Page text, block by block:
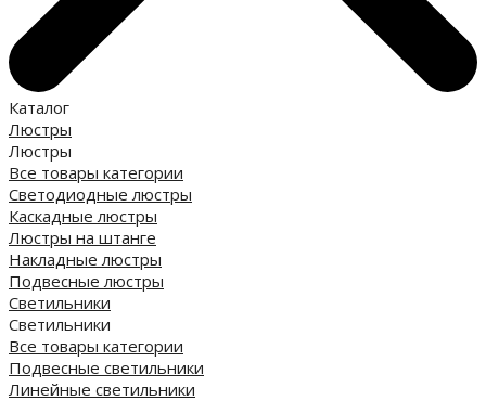
Каталог
Люстры
Люстры
Все товары категории
Светодиодные люстры
Каскадные люстры
Люстры на штанге
Накладные люстры
Подвесные люстры
Светильники
Светильники
Все товары категории
Подвесные светильники
Линейные светильники